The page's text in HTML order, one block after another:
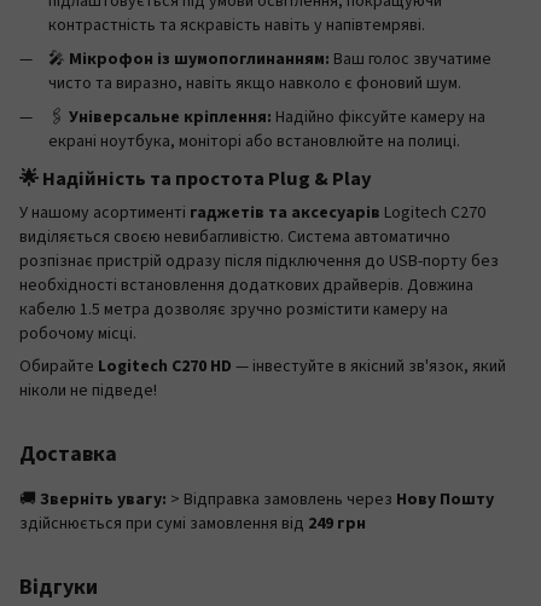
контрастність та яскравість навіть у напівтемряві.
🎤 Мікрофон із шумопоглинанням: Ваш голос звучатиме
чисто та виразно, навіть якщо навколо є фоновий шум.
🖇️ Універсальне кріплення: Надійно фіксуйте камеру на
екрані ноутбука, моніторі або встановлюйте на полиці.
🌟 Надійність та простота Plug & Play
У нашому асортименті гаджетів та аксесуарів Logitech C270
виділяється своєю невибагливістю. Система автоматично
розпізнає пристрій одразу після підключення до USB-порту без
необхідності встановлення додаткових драйверів. Довжина
кабелю 1.5 метра дозволяє зручно розмістити камеру на
робочому місці.
Обирайте Logitech C270 HD — інвестуйте в якісний зв'язок, який
ніколи не підведе!
Доставка
🚚 Зверніть увагу: > Відправка замовлень через Нову Пошту
здійснюється при сумі замовлення від 249 грн
Відгуки